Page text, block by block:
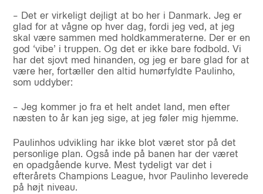
– Det er virkeligt dejligt at bo her i Danmark. Jeg er
glad for at vågne op hver dag, fordi jeg ved, at jeg
skal være sammen med holdkammeraterne. Der er en
god ‘vibe’ i truppen. Og det er ikke bare fodbold. Vi
har det sjovt med hinanden, og jeg er bare glad for at
være her, fortæller den altid humørfyldte Paulinho,
som uddyber:
– Jeg kommer jo fra et helt andet land, men efter
næsten to år kan jeg sige, at jeg føler mig hjemme.
Paulinhos udvikling har ikke blot været stor på det
personlige plan. Også inde på banen har der været
en opadgående kurve. Mest tydeligt var det i
efterårets Champions League, hvor Paulinho leverede
på højt niveau.